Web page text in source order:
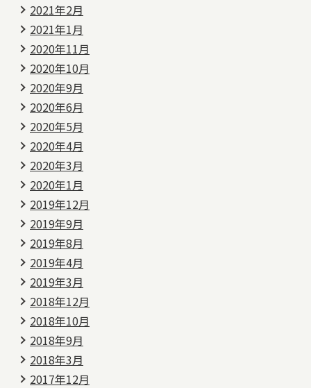
2021年2月
2021年1月
2020年11月
2020年10月
2020年9月
2020年6月
2020年5月
2020年4月
2020年3月
2020年1月
2019年12月
2019年9月
2019年8月
2019年4月
2019年3月
2018年12月
2018年10月
2018年9月
2018年3月
2017年12月